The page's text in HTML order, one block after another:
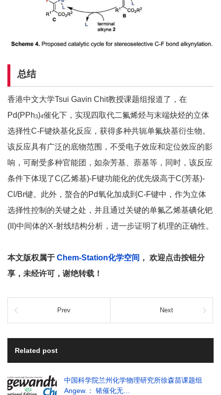
总结
香港中文大学Tsui Gavin Chit教授课题组报道了，在
Pd(PPh3)4催化下，实现四取代二氟烯烃与末端炔烃的立体
选择性C-F键炔基化反应，获得多种共轭单氟炔基衍生物。
该反应具有广泛的底物范围，不受电子效应和定位效应的影
响，可耐受多种官能团，如杂芳基、萘基等，同时，该反应
条件下体现了C(乙烯基)-F键功能化的优先级高于C(芳基)-
Cl/Br键。此外，螯合的Pd氧化加成到C-F键中，作为立体
选择性控制的关键之处，并且通过关键的单氟乙烯基碘化钯
(II)中间体的X-射线结构分析，进一步证明了机理的正确性。
本文版权属于 Chem-Station化学空间 ， 欢迎点击按钮分
享，未经许可，谢绝转载！
Prev Next
Related post
中国科学院兰州化学物理研究所徐森苗课题组
Angew.： 铱催化无…